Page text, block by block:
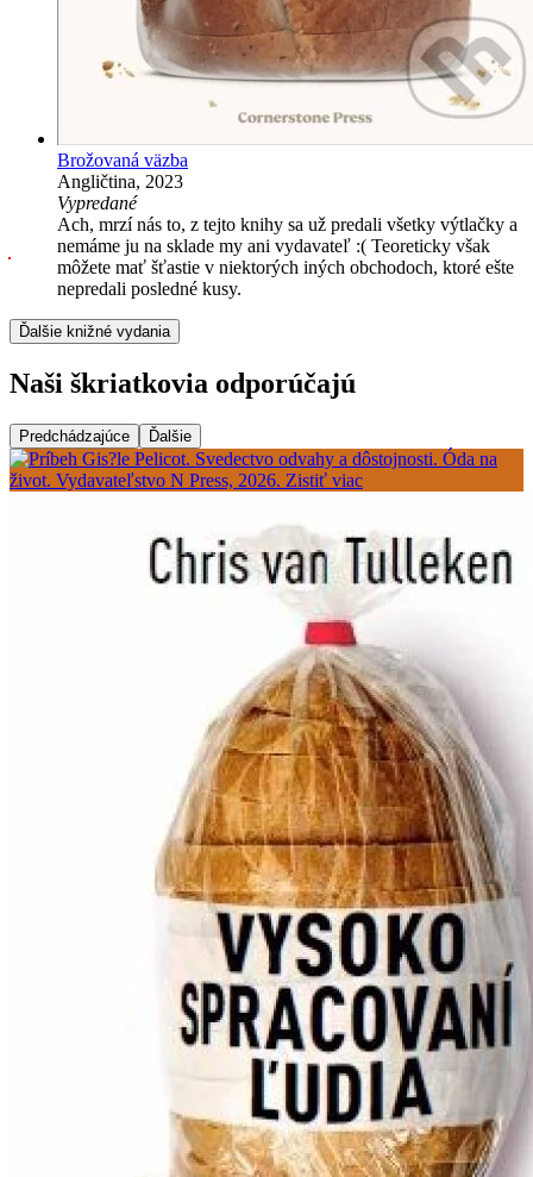
Brožovaná väzba
Angličtina, 2023
Vypredané
Ach, mrzí nás to, z tejto knihy sa už predali všetky výtlačky a
nemáme ju na sklade my ani vydavateľ :( Teoreticky však
môžete mať šťastie v niektorých iných obchodoch, ktoré ešte
nepredali posledné kusy.
Ďalšie knižné vydania
Naši škriatkovia odporúčajú
Predchádzajúce Ďalšie